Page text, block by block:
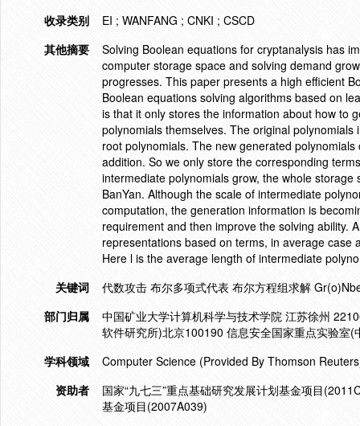
收录类别
EI ; WANFANG ; CNKI ; CSCD
其他摘要
Solving Boolean equations for cryptanalysis has
computer storage space and solving demand
progresses. This paper presents a high efficient
Boolean equations solving algorithms based on
is that it only stores the information about how to
polynomials themselves. The original
root polynomials. The new generated
addition. So we only store the corresponding
intermediate polynomials grow, the whole
BanYan. Although the scale of intermediate
computation, the generation information is
requirement and then improve the solving ability.
representations based on terms, in average
Here l is the average length of intermediate
关键词
代数攻击 布尔多项式代表 布尔方程组求解
部门归属
中国矿业大学计算机科学与技术学院 江苏徐州
软件研究所)北京100190 信息安全国家重点实验室
学科领域
Computer Science (Provided By Thomson
资助者
国家“九七三”重点基础研究发展计划基金项目
基金项目(2007A039)